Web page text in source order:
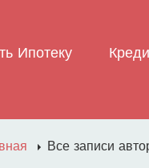
Ипотеку
Все записи